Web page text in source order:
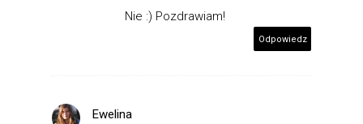
Nie :) Pozdrawiam!
Odpowiedz
Ewelina